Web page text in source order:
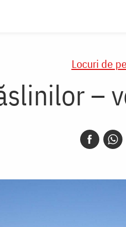
Locuri de
–